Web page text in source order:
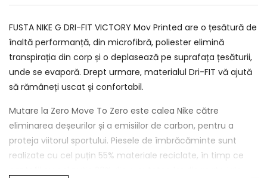
FUSTA NIKE G DRI-FIT VICTORY Mov Printed are o țesătură de
înaltă performanță, din microfibră, poliester elimină
transpirația din corp și o deplasează pe suprafața țesăturii,
unde se evaporă. Drept urmare, materialul Dri-FIT vă ajută
să rămâneți uscat și confortabil.
Mutare la Zero Move To Zero este calea Nike către
eliminarea deșeurilor și a emisiilor de carbon, pentru a
proteja viitorul sportului. Piesele de îmbrăcăminte sunt
realizate cu cel puțin 55% materiale reciclate, în timp ce